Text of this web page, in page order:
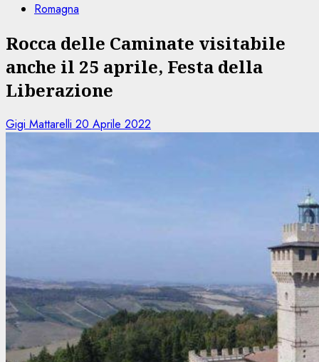
Romagna
Rocca delle Caminate visitabile
anche il 25 aprile, Festa della
Liberazione
Gigi Mattarelli 20 Aprile 2022